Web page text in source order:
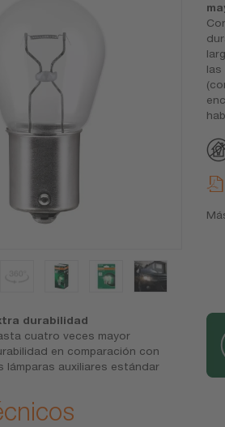
las
durabilidad
cuatro veces mayor
en comparación con
lámparas auxiliares estándar